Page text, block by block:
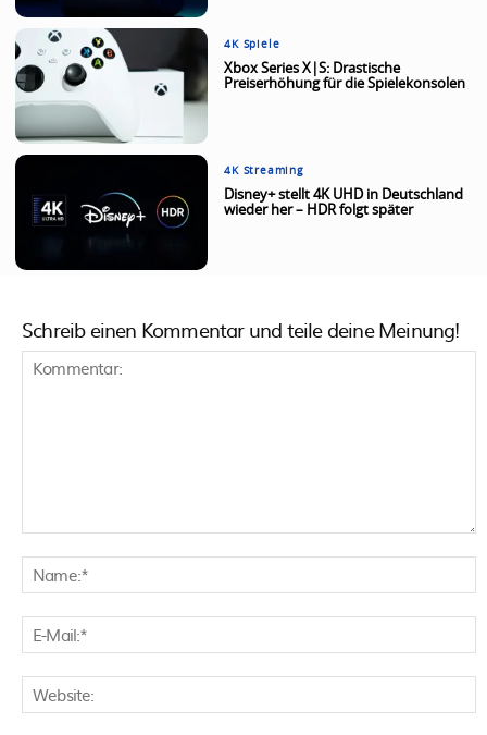
4K Spiele
Xbox Series X|S: Drastische
Preiserhöhung für die Spielekonsolen
4K Streaming
Disney+ stellt 4K UHD in Deutschland
wieder her – HDR folgt später
Schreib einen Kommentar und teile deine Meinung!